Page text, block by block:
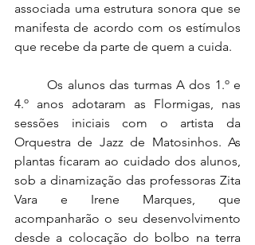
associada uma estrutura sonora que se
manifesta de acordo com os estímulos
que recebe da parte de quem a cuida.
	Os alunos das turmas A dos 1.º e
4.º anos adotaram as Flormigas, nas
sessões iniciais com o artista da
Orquestra de Jazz de Matosinhos. As
plantas ficaram ao cuidado dos alunos,
sob a dinamização das professoras Zita
Vara e Irene Marques, que
acompanharão o seu desenvolvimento
desde a colocação do bolbo na terra